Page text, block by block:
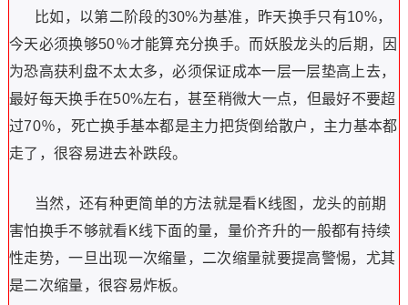
比如，以第二阶段的30%为基准，昨天换手只有10%，
今天必须换够50％才能算充分换手。而妖股龙头的后期，因
为恐高获利盘不太太多，必须保证成本一层一层垫高上去，
最好每天换手在50%左右，甚至稍微大一点，但最好不要超
过70％，死亡换手基本都是主力把货倒给散户，主力基本都
走了，很容易进去补跌段。
当然，还有种更简单的方法就是看 K线图，龙头的前期
害怕换手不够就看 K线下面的量，量价齐升的一般都有持续
性走势，一旦出现一次缩量，二次缩量就要提高警惕，尤其
是二次缩量，很容易炸板。